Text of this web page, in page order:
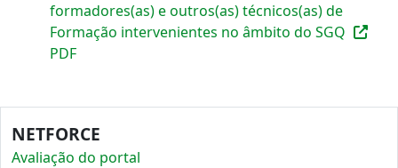
formadores(as) e outros(as) técnicos(as) de
Formação intervenientes no âmbito do SGQ
PDF
NETFORCE
Avaliação do portal